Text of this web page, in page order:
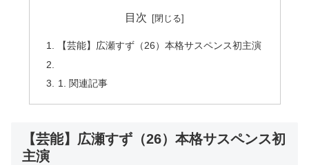
目次
【芸能】広瀬すず（26）本格サスペンス初主演
関連記事
【芸能】広瀬すず（26）本格サスペンス初
主演